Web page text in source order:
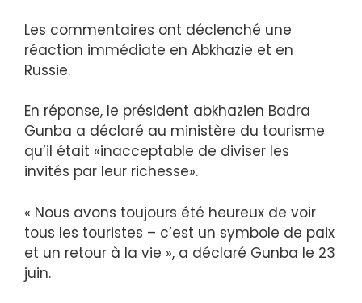
Les commentaires ont déclenché une
réaction immédiate en Abkhazie et en
Russie.
En réponse, le président abkhazien Badra
Gunba a déclaré au ministère du tourisme
qu’il était «inacceptable de diviser les
invités par leur richesse».
« Nous avons toujours été heureux de voir
tous les touristes – c’est un symbole de paix
et un retour à la vie », a déclaré Gunba le 23
juin.